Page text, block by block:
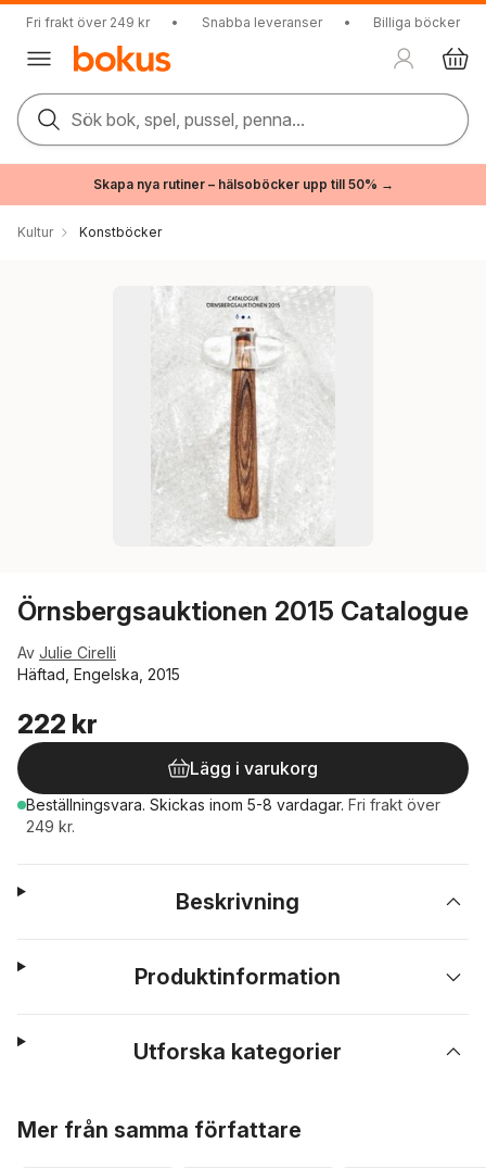
Fri frakt över 249 kr • Snabba leveranser • Billiga böcker
Sök bok, spel, pussel, penna...
Skapa nya rutiner – hälsoböcker upp till 50% →
Kultur Konstböcker
Örnsbergsauktionen 2015 Catalogue
Av Julie Cirelli
Häftad, Engelska, 2015
222 kr
Lägg i varukorg
Beställningsvara. Skickas inom 5-8 vardagar. Fri frakt över
249 kr.
Beskrivning
Produktinformation
Utforska kategorier
Mer från samma författare